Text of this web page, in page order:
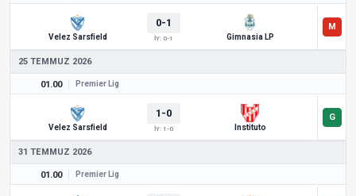
Velez Sarsfield
0-1
İY: 0-1 Gimnasia LP
25 TEMMUZ 2026
01.00 Premier Lig
Velez Sarsfield
1-0
İY: 1-0 Instituto
31 TEMMUZ 2026
01.00 Premier Lig